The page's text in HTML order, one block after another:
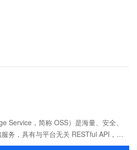
Service，简称 OSS）是海量、安全、
务，具有与平台无关 RESTful API，能
提供标准、低频、归档等类型选择，